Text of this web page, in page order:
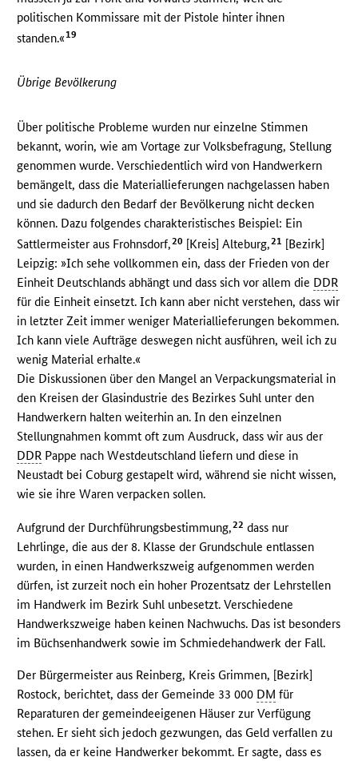
politischen Kommissare mit der Pistole hinter ihnen
standen.«19
Übrige Bevölkerung
Über politische Probleme wurden nur einzelne Stimmen
bekannt, worin, wie am Vortage zur Volksbefragung, Stellung
genommen wurde. Verschiedentlich wird von Handwerkern
bemängelt, dass die Materiallieferungen nachgelassen haben
und sie dadurch den Bedarf der Bevölkerung nicht decken
können. Dazu folgendes charakteristisches Beispiel: Ein
Sattlermeister aus Frohnsdorf,20 [Kreis] Alteburg,21 [Bezirk]
Leipzig: »Ich sehe vollkommen ein, dass der Frieden von der
Einheit Deutschlands abhängt und dass sich vor allem die DDR
für die Einheit einsetzt. Ich kann aber nicht verstehen, dass wir
in letzter Zeit immer weniger Materiallieferungen bekommen.
Ich kann viele Aufträge deswegen nicht ausführen, weil ich zu
wenig Material erhalte.«
Die Diskussionen über den Mangel an Verpackungsmaterial in
den Kreisen der Glasindustrie des Bezirkes Suhl unter den
Handwerkern halten weiterhin an. In den einzelnen
Stellungnahmen kommt oft zum Ausdruck, dass wir aus der
DDR Pappe nach Westdeutschland liefern und diese in
Neustadt bei Coburg gestapelt wird, während sie nicht wissen,
wie sie ihre Waren verpacken sollen.
Aufgrund der Durchführungsbestimmung,22 dass nur
Lehrlinge, die aus der 8. Klasse der Grundschule entlassen
wurden, in einen Handwerkszweig aufgenommen werden
dürfen, ist zurzeit noch ein hoher Prozentsatz der Lehrstellen
im Handwerk im Bezirk Suhl unbesetzt. Verschiedene
Handwerkszweige haben keinen Nachwuchs. Das ist besonders
im Büchsenhandwerk sowie im Schmiedehandwerk der Fall.
Der Bürgermeister aus Reinberg, Kreis Grimmen, [Bezirk]
Rostock, berichtet, dass der Gemeinde 33 000 DM für
Reparaturen der gemeindeeigenen Häuser zur Verfügung
stehen. Er sieht sich jedoch gezwungen, das Geld verfallen zu
lassen, da er keine Handwerker bekommt. Er sagte, dass es